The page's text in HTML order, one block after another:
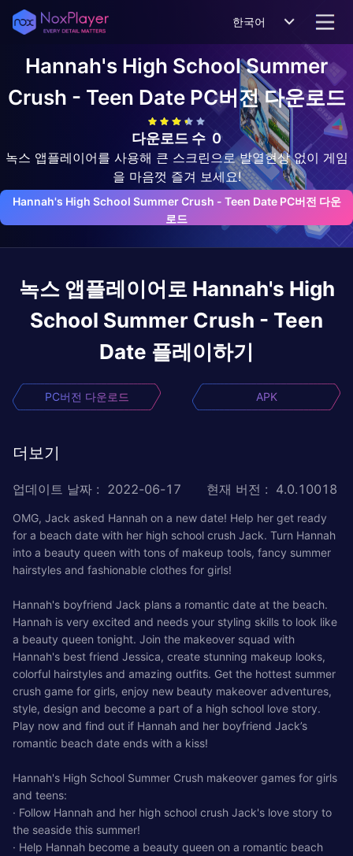
한국어
Hannah's High School Summer
Crush - Teen DatePC버전 다운로드
다운로드 수 0
녹스 앱플레이어를 사용해 큰 스크린으로 발열현상 없이 게임
을 마음껏 즐겨 보세요!
Hannah's High School Summer Crush - Teen Date PC버전 다운
로드
녹스 앱플레이어로 Hannah's High
School Summer Crush - Teen
Date 플레이하기
PC버전 다운로드 APK
더보기
업데이트 날짜 : 2022-06-17 현재 버전 : 4.0.10018
OMG, Jack asked Hannah on a new date! Help her get ready
for a beach date with her high school crush Jack. Turn Hannah
into a beauty queen with tons of makeup tools, fancy summer
hairstyles and fashionable clothes for girls!
Hannah's boyfriend Jack plans a romantic date at the beach.
Hannah is very excited and needs your styling skills to look like
a beauty queen tonight. Join the makeover squad with
Hannah's best friend Jessica, create stunning makeup looks,
colorful hairstyles and amazing outfits. Get the hottest summer
crush game for girls, enjoy new beauty makeover adventures,
style, design and become a part of a high school love story.
Play now and find out if Hannah and her boyfriend Jack’s
romantic beach date ends with a kiss!
Hannah's High School Summer Crush makeover games for girls
and teens:
· Follow Hannah and her high school crush Jack's love story to
the seaside this summer!
· Help Hannah become a beauty queen on a romantic beach